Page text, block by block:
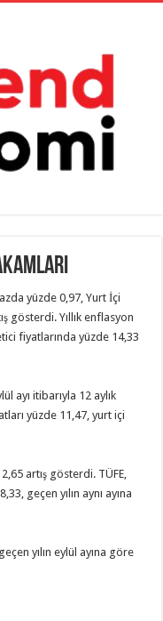
yüzde 0,97, Yurt İçi
gösterdi. Yıllık enflasyon
fiyatlarında yüzde 14,33
ayı itibarıyla 12 aylık
yüzde 11,47, yurt içi
artış gösterdi. TÜFE,
geçen yılın aynı ayına
yılın eylül ayına göre